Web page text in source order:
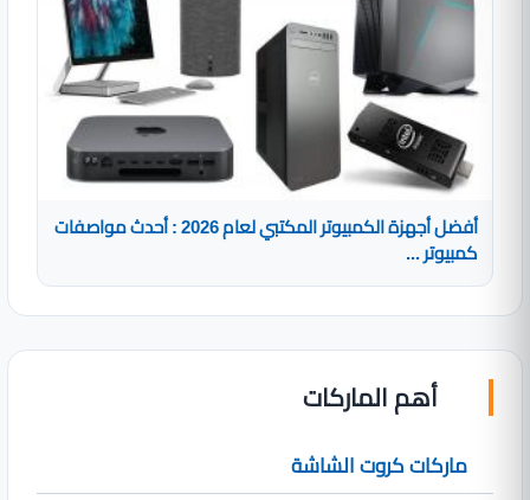
أفضل أجهزة الكمبيوتر المكتبي لعام 2026 : أحدث مواصفات
كمبيوتر ...
أهم الماركات
ماركات كروت الشاشة